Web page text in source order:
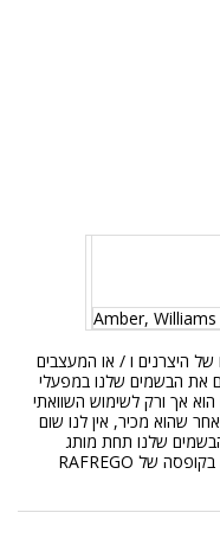
Amber,
של היצרנים ו / או המעצבים
את הבשמים שלנו במפעלי
אך ורק לשימוש השוואתי
שהוא מכיר, אין לנו שום
שלנו תחת מותג
RAFREGO PERFUMES ובושם שיתקבל הוא בקופסה של RAFREGO